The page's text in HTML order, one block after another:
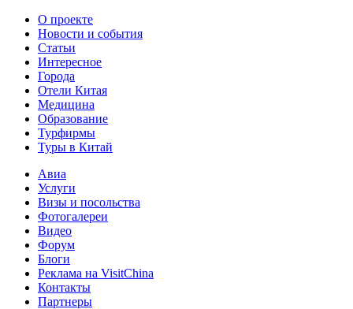
О проекте
Новости и события
Статьи
Интересное
Города
Отели Китая
Медицина
Образование
Турфирмы
Туры в Китай
Авиа
Услуги
Визы и посольства
Фотогалереи
Видео
Форум
Блоги
Реклама на VisitChina
Контакты
Партнеры